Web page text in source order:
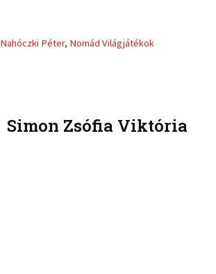
n
r
Nahóczki Péter, Nomád Világjátékok
Simon Zsófia Viktória